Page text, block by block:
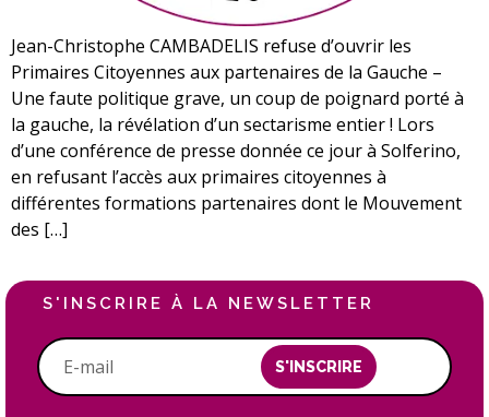
Jean-Christophe CAMBADELIS refuse d’ouvrir les
Primaires Citoyennes aux partenaires de la Gauche –
Une faute politique grave, un coup de poignard porté à
la gauche, la révélation d’un sectarisme entier ! Lors
d’une conférence de presse donnée ce jour à Solferino,
en refusant l’accès aux primaires citoyennes à
différentes formations partenaires dont le Mouvement
des […]
S'INSCRIRE À LA NEWSLETTER
S'INSCRIRE